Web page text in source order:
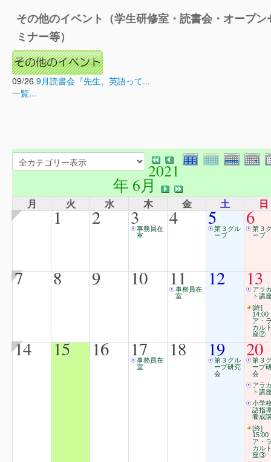
その他のイベント（学生研修室・読書会・オープン
ミナー等）
09/26 9月読書会『先生、英語って...
一覧...
2021
年 6月
月 火 水 木 金 土 日
1 2 3事務員在
室
4 5第３グル
ープ
6第３
ープ
7 8 9 10 11
事務員在
室
12 13
アラ
ト講
[終]
14:00
ア・
カル
座②
14 15 16 17
事務員在
室
18 19
第３グル
ープ研究
会
20
第３
ープ
会
アラ
ト講
小学
語指
養成
[終]
15:00
ア・
カル
座③